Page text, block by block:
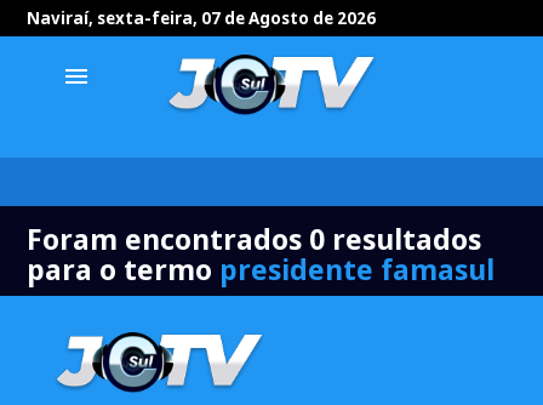
Naviraí, sexta-feira, 07 de Agosto de 2026
menu
Foram encontrados 0 resultados
para o termo presidente famasul